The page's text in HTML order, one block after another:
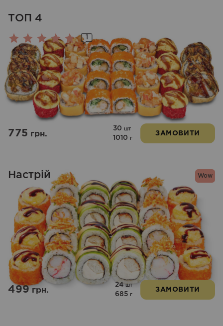
ТОП 4
Оцінено
в
5.00
з 5
775грн.
30 шт
1010 г
ЗАМОВИТИ
Wow
Настрій
499грн.
24 шт
685 г
ЗАМОВИТИ